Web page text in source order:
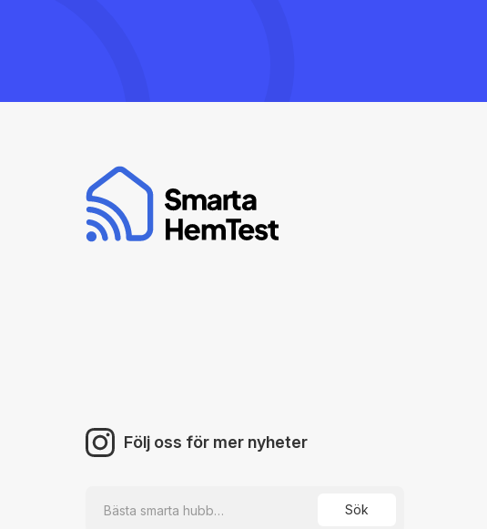
Följ oss för mer nyheter